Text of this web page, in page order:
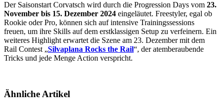
Der Saisonstart Corvatsch wird durch die Progression Days vom 23.
November bis 15. Dezember 2024 eingeläutet. Freestyler, egal ob
Rookie oder Pro, können sich auf intensive Trainingssessions
freuen, um ihre Skills auf dem erstklassigen Setup zu verfeinern. Ein
weiteres Highlight erwartet die Szene am 23. Dezember mit dem
Rail Contest „Silvaplana Rocks the Rail“, der atemberaubende
Tricks und jede Menge Action verspricht.
Ähnliche Artikel